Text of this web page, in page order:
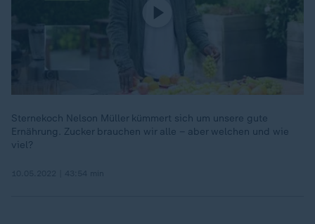
Sternekoch Nelson Müller kümmert sich um unsere gute
Ernährung. Zucker brauchen wir alle – aber welchen und wie
viel?